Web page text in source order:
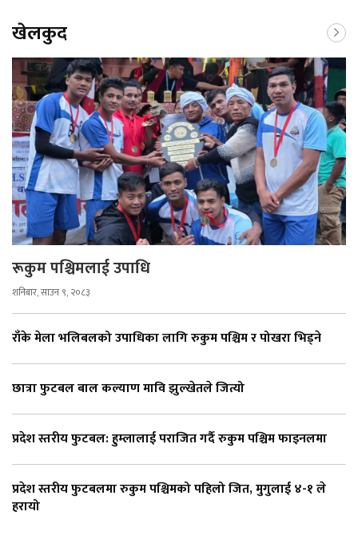
खेलकुद
रूकुम पश्चिमलाई उपाधि
शनिबार, साउन ९, २०८३
राँके मेला भलिबलको उपाधिका लागि रुकुम पश्चिम र पोखरा भिड्ने
छात्रा फुटबल बाल कल्याण मावि झुल्खेतले जित्यो
प्रदेश स्तरीय फुटबल: हुम्लालाई पराजित गर्दै रुकुम पश्चिम फाइनलमा
प्रदेश स्तरीय फुटबलमा रुकुम पश्चिमको पहिलो जित, मुगुलाई ४-१ ले
हरायो